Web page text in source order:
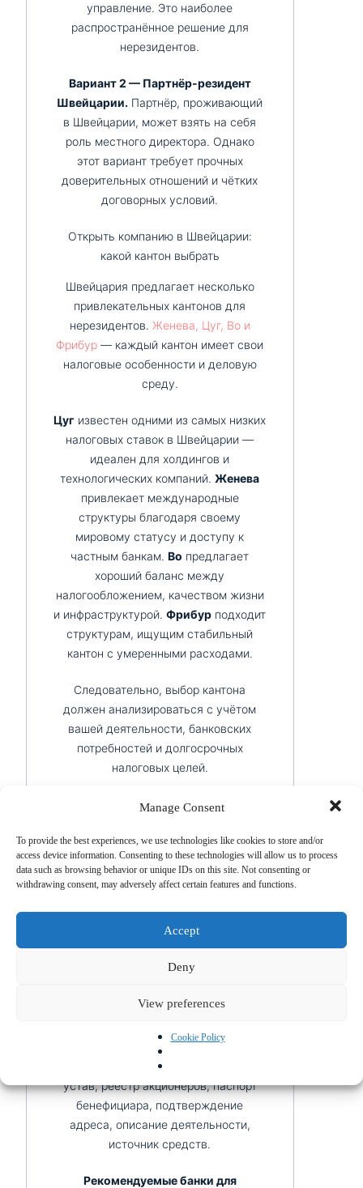
Manage Consent
To provide the best experiences, we use technologies like cookies to store and/or
access device information. Consenting to these technologies will allow us to process
data such as browsing behavior or unique IDs on this site. Not consenting or
withdrawing consent, may adversely affect certain features and functions.
Accept
Deny
View preferences
Cookie Policy
управление. Это наиболее
распространённое решение для
нерезидентов.
Вариант 2 — Партнёр-резидент
Швейцарии. Партнёр, проживающий
в Швейцарии, может взять на себя
роль местного директора. Однако
этот вариант требует прочных
доверительных отношений и чётких
договорных условий.
Открыть компанию в Швейцарии:
какой кантон выбрать
Швейцария предлагает несколько
привлекательных кантонов для
нерезидентов. Женева, Цуг, Во и
Фрибур — каждый кантон имеет свои
налоговые особенности и деловую
среду.
Цуг известен одними из самых низких
налоговых ставок в Швейцарии —
идеален для холдингов и
технологических компаний.Женева
привлекает международные
структуры благодаря своему
мировому статусу и доступу к
частным банкам.Во предлагает
хороший баланс между
налогообложением, качеством жизни
и инфраструктурой.Фрибур подходит
структурам, ищущим стабильный
кантон с умеренными расходами.
Следовательно, выбор кантона
должен анализироваться с учётом
вашей деятельности, банковских
потребностей и долгосрочных
налоговых целей.
Создание швейцарской компании со
Одним из главных преимуществ
созданиякомпании в Швейцарии
является облегчённый доступ к
швейцарским и международным
банковским счетам. Тем не менее
открытие счёта для швейцарской
компании, принадлежащей
подготовки:
Необходимые документы:
свидетельство об инкорпорации,
устав, реестр акционеров, паспорт
бенефициара, подтверждение
адреса, описание деятельности,
источник средств.
Рекомендуемые банки для